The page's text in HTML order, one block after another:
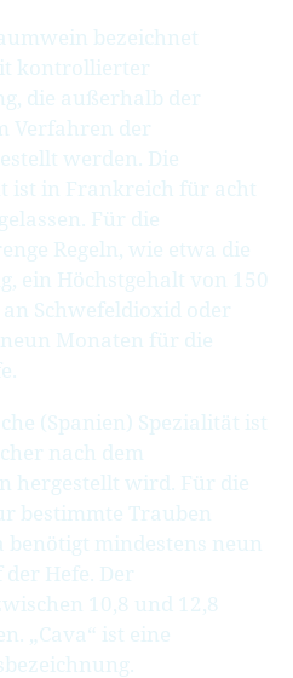
bezeichnet
kontrollierter
die außerhalb der
Verfahren der
werden. Die
ist in Frankreich für acht
Für die
Regeln, wie etwa die
ein Höchstgehalt von 150
Schwefeldioxid oder
Monaten für die
(Spanien) Spezialität ist
nach dem
hergestellt wird. Für die
bestimmte Trauben
benötigt mindestens neun
Hefe. Der
10,8 und 12,8
„Cava“ ist eine